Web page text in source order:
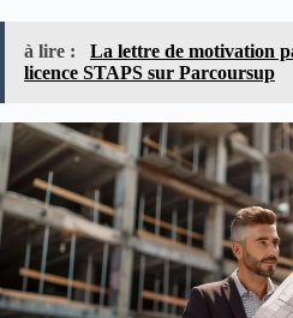
à lire :
La lettre de motivation
licence STAPS sur Parcoursup